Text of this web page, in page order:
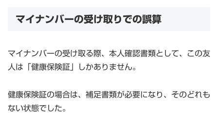
マイナンバーの受け取りでの誤算
マイナンバーの受け取る際、本人確認書類として、この友
人は「健康保険証」しかありません。
健康保険証の場合は、補足書類が必要になり、そのどれも
ない状態でした。